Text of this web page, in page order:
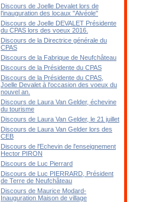
Discours de Joelle Devalet lors de
l'inauguration des locaux "Alvéole"
Discours de Joelle DEVALET Présidente
du CPAS lors des voeux 2016.
Discours de la Directrice générale du
CPAS
Discours de la Fabrique de Neufchâteau
Discours de la Présidente du CPAS
Discours de la Présidente du CPAS,
Joelle Devalet à l'occasion des voeux du
nouvel an.
Discours de Laura Van Gelder, échevine
du tourisme
Discours de Laura Van Gelder, le 21 juillet
Discours de Laura Van Gelder lors des
CEB
Discours de l'Echevin de l'enseignement
Hector PIRON
Discours de Luc Pierrard
Discours de Luc PIERRARD, Président
de Terre de Neufchâteau
Discours de Maurice Modard-
Inauguration Maison de village